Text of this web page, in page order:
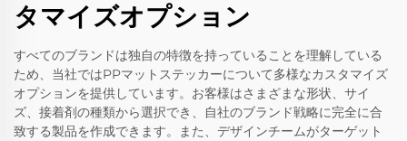
タマイズオプション
すべてのブランドは独自の特徴を持っていることを理解している
ため、当社ではPPマットステッカーについて多様なカスタマイズ
オプションを提供しています。お客様はさまざまな形状、サイ
ズ、接着剤の種類から選択でき、自社のブランド戦略に完全に合
致する製品を作成できます。また、デザインチームがターゲット